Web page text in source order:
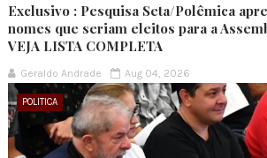
Exclusivo : Pesquisa Seta/Polêmica
nomes que seriam eleitos para a
VEJA LISTA COMPLETA
Geraldo Andrade Aug 04, 2026
POLITICA